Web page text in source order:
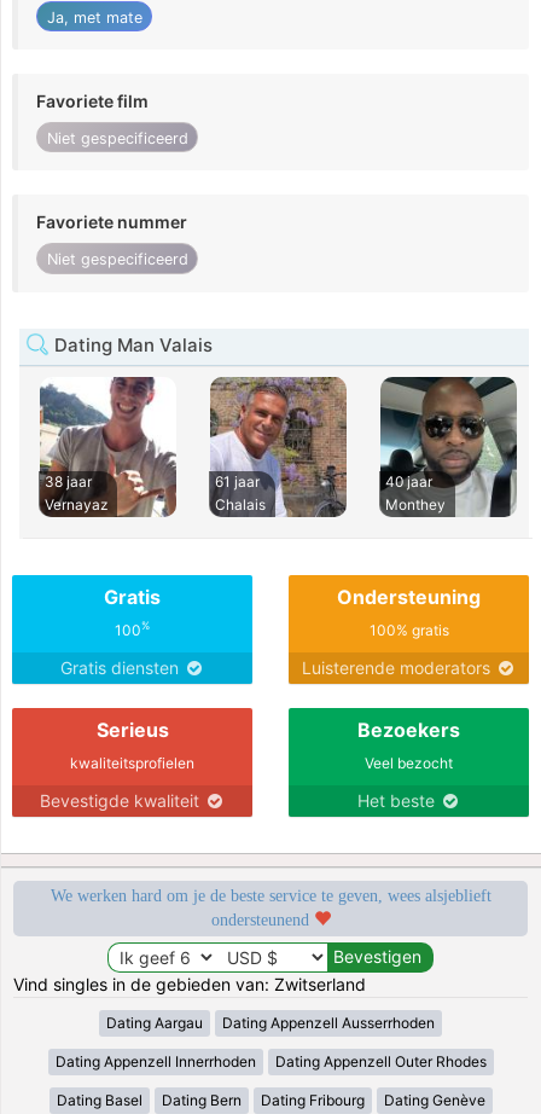
Ja, met mate
Favoriete film
Niet gespecificeerd
Favoriete nummer
Niet gespecificeerd
Dating Man Valais
38 jaar
Vernayaz
61 jaar
Chalais
40 jaar
Monthey
Gratis
100%
Gratis diensten
Ondersteuning
100% gratis
Luisterende moderators
Serieus
kwaliteitsprofielen
Bevestigde kwaliteit
Bezoekers
Veel bezocht
Het beste
We werken hard om je de beste service te geven, wees alsjeblieft
ondersteunend
Vind singles in de gebieden van: Zwitserland
Dating Aargau Dating Appenzell Ausserrhoden
Dating Appenzell Innerrhoden Dating Appenzell Outer Rhodes
Dating Basel Dating Bern Dating Fribourg Dating Genève